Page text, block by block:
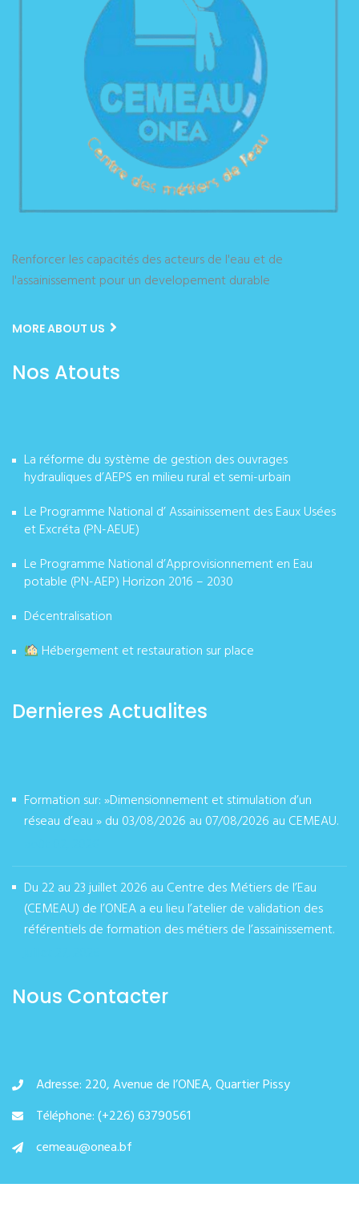
Renforcer les capacités des acteurs de l'eau et de
l'assainissement pour un developement durable
MORE ABOUT US
Nos Atouts
La réforme du système de gestion des ouvrages
hydrauliques d’AEPS en milieu rural et semi-urbain
Le Programme National d’ Assainissement des Eaux Usées
et Excréta (PN-AEUE)
Le Programme National d’Approvisionnement en Eau
potable (PN-AEP) Horizon 2016 – 2030
Décentralisation
Hébergement et restauration sur place
Dernieres Actualites
Formation sur: »Dimensionnement et stimulation d’un
réseau d’eau » du 03/08/2026 au 07/08/2026 au CEMEAU.
Du 22 au 23 juillet 2026 au Centre des Métiers de l’Eau
(CEMEAU) de l’ONEA a eu lieu l’atelier de validation des
référentiels de formation des métiers de l’assainissement.
Nous Contacter
Adresse: 220, Avenue de l’ONEA, Quartier Pissy
Téléphone: (+226) 63790561
cemeau@onea.bf